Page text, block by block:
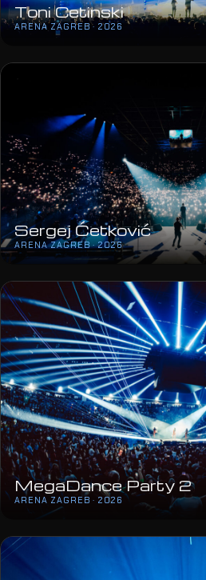
Toni Cetinski
ARENA ZAGREB · 2026
Sergej Ćetković
ARENA ZAGREB · 2026
MegaDance Party 2
ARENA ZAGREB · 2026